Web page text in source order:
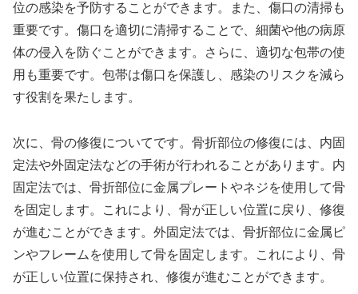
位の感染を予防することができます。また、傷口の清掃も
重要です。傷口を適切に清掃することで、細菌や他の病原
体の侵入を防ぐことができます。さらに、適切な包帯の使
用も重要です。包帯は傷口を保護し、感染のリスクを減ら
す役割を果たします。
次に、骨の修復についてです。骨折部位の修復には、内固
定法や外固定法などの手術が行われることがあります。内
固定法では、骨折部位に金属プレートやネジを使用して骨
を固定します。これにより、骨が正しい位置に戻り、修復
が進むことができます。外固定法では、骨折部位に金属ピ
ンやフレームを使用して骨を固定します。これにより、骨
が正しい位置に保持され、修復が進むことができます。